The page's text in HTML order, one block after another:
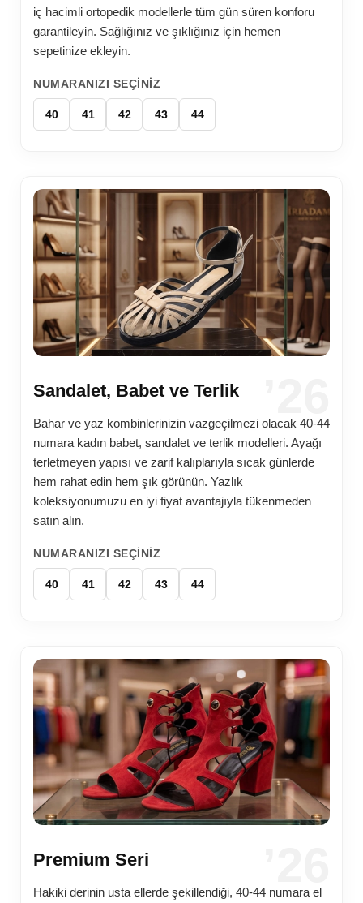
iç hacimli ortopedik modellerle tüm gün süren konforu
garantileyin. Sağlığınız ve şıklığınız için hemen
sepetinize ekleyin.
NUMARANIZI SEÇINIZ
40 41 42 43 44
Sandalet, Babet ve Terlik
Bahar ve yaz kombinlerinizin vazgeçilmezi olacak 40-44
numara kadın babet, sandalet ve terlik modelleri. Ayağı
terletmeyen yapısı ve zarif kalıplarıyla sıcak günlerde
hem rahat edin hem şık görünün. Yazlık
koleksiyonumuzu en iyi fiyat avantajıyla tükenmeden
satın alın.
NUMARANIZI SEÇINIZ
40 41 42 43 44
Premium Seri
Hakiki derinin usta ellerde şekillendiği, 40-44 numara el